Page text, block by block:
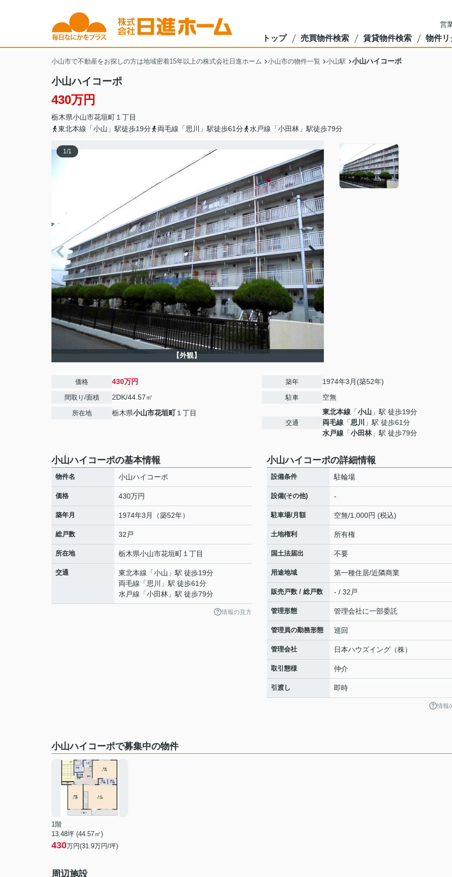
営
トップ 売買物件検索 賃貸物件検索 物件リ
小山市で不動産をお探しの方は地域密着15年以上の株式会社日進ホーム 小山市の物件一覧 小山駅 小山ハイコーポ
小山ハイコーポ
430万円
栃木県小山市花垣町 １丁目
東北本線「小山」駅徒歩19分
両毛線「思川」駅徒歩61分 水戸線「小田林」駅徒歩79分
1/1
【外観】
価格 430万円
間取り/面積 2DK/44.57㎡
所在地 栃木県小山市花垣町１丁目
築年 1974年3月(築52年)
駐車 空無
交通
東北本線 「小山 」駅 徒歩19分
両毛線 「思川
」駅 徒歩61分
水戸線 「小田林」駅 徒歩79分
小山ハイコーポの基本情報
物件名 小山ハイコーポ
価格 430万円
築年月 1974年3月（築52年）
総戸数 32戸
所在地 栃木県小山市花垣町 １丁目
交通 東北本線 「小山 」駅 徒歩19分
両毛線 「思川
」駅 徒歩61分
水戸線 「小田林 」駅 徒歩79分
情報の見方
小山ハイコーポの詳細情報
設備条件 駐輪場
設備(その他) -
駐車場/月額 空無/1,000円 (税込)
土地権利 所有権
国土法届出 不要
用途地域 第一種住居/近隣商業
販売戸数 / 総戸数 - / 32戸
管理形態 管理会社に一部委託
管理員の勤務形態 巡回
管理会社 日本ハウズイング（株）
取引態様 仲介
引渡し 即時
情報
小山ハイコーポで募集中の物件
1階
13.48坪 (44.57㎡)
430万円(31.9万円/坪)
周辺施設